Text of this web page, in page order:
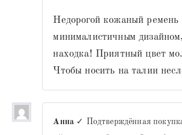
Недорогой кожаный ремень
минималистичным
находка! Приятный цвет
Чтобы носить на талии
Анна ✓ Подтверждённая